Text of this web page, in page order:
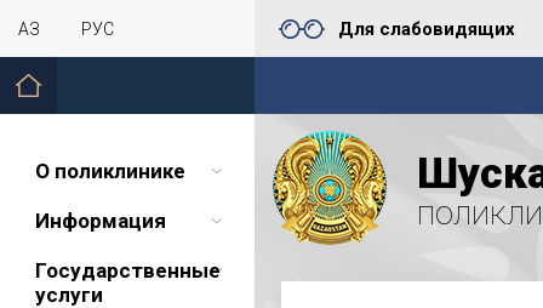
ҚАЗ РУС Для слабовидящих
О поликлинике
Информация
Государственные
услуги